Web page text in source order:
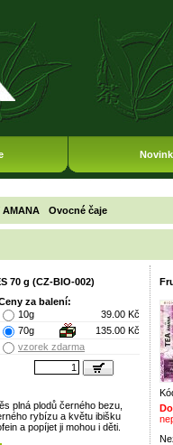
AMANA Ovocné čaje
70 g (CZ-BIO-002)
za balení:
10g
39.00 Kč
70g
135.00 Kč
vzorek zdarma
plná plodů černého bezu,
rybízu a květu ibišku
a popíjet ji mohou i děti.